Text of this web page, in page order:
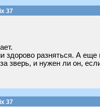
37
здорово разняться. А
зверь, и нужен ли он,
37